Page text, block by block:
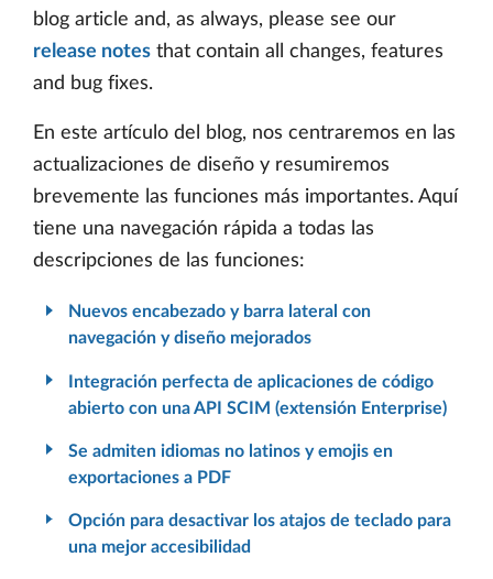
blog article and, as always, please see our
release notes that contain all changes, features
and bug fixes.
En este artículo del blog, nos centraremos en las
actualizaciones de diseño y resumiremos
brevemente las funciones más importantes. Aquí
tiene una navegación rápida a todas las
descripciones de las funciones:
Nuevos encabezado y barra lateral con
navegación y diseño mejorados
Integración perfecta de aplicaciones de código
abierto con una API SCIM (extensión Enterprise)
Se admiten idiomas no latinos y emojis en
exportaciones a PDF
Opción para desactivar los atajos de teclado para
una mejor accesibilidad